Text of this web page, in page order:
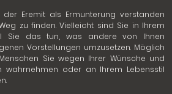
der Eremit als Ermunterung verstanden
zu finden. Vielleicht sind Sie in Ihrem
Sie das tun, was andere von Ihnen
Vorstellungen umzusetzen. Möglich
Sie wegen Ihrer Wünsche und
wahrnehmen oder an Ihrem Lebensstil